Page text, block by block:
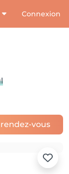
Connexion
vous